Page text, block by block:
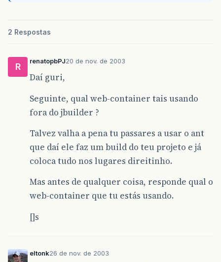
2 Respostas
R
renatopbPJ20 de nov. de 2003
Daí guri,
Seguinte, qual web-container tais usando
fora do jbuilder ?
Talvez valha a pena tu passares a usar o ant
que daí ele faz um build do teu projeto e já
coloca tudo nos lugares direitinho.
Mas antes de qualquer coisa, responde qual o
web-container que tu estás usando.
[]s
eltonk26 de nov. de 2003